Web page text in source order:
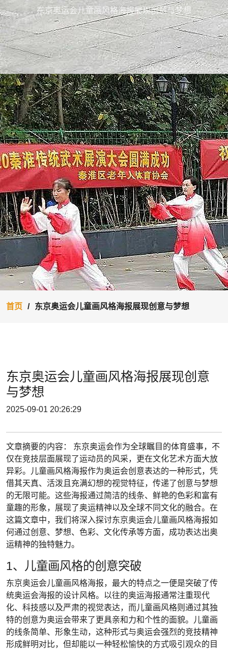
东京奥运会儿童画风格海报展现创意与梦想
首页 东京奥运会儿童画风格海报展现创意与梦想
东京奥运会儿童画风格海报展现创意
与梦想
2025-09-01 20:26:29
文章摘要的内容： 东京奥运会作为全球瞩目的体育盛事，不
仅在竞技层面展现了运动员的风采，更在文化艺术方面大放
异彩。儿童画风格海报作为奥运会创意表达的一种形式，凭
借其天真、活泼且充满幻想的视觉特征，传递了创意与梦想
的无限可能。这些海报通过简洁的线条、鲜艳的色彩和富有
童趣的形象，展现了奥运精神以及全球不同文化的融合。在
这篇文章中，我们将深入探讨东京奥运会儿童画风格海报如
何通过创意、梦想、色彩、文化传承等方面，成功表达出奥
运精神的独特魅力。
1、儿童画风格的创意突破
东京奥运会儿童画风格海报，最大的特点之一便是突破了传
统奥运会海报的设计风格。以往的奥运海报通常注重现代
化、科技感以及严肃的视觉表达，而儿童画风格则通过其独
特的创意为奥运会带来了更具亲和力和个性的面貌。儿童画
的线条简单、形象生动，这种形式与奥运会强烈的竞技精神
形成鲜明对比，但却能以一种轻松愉快的方式吸引观众的目